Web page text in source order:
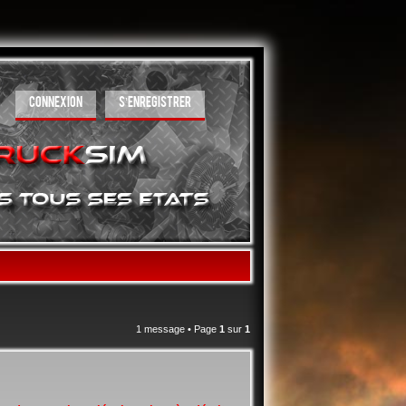
CONNEXION S’ENREGISTRER
1 message • Page 1 sur 1